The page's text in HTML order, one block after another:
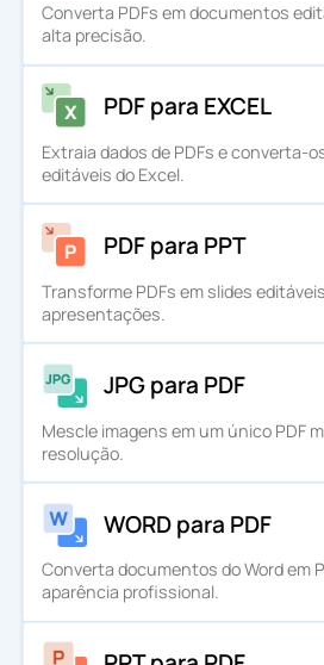
Converta PDFs em documentos
alta precisão.
PDF para EXCEL
Extraia dados de PDFs e converta-
editáveis do Excel.
PDF para PPT
Transforme PDFs em slides
apresentações.
JPG para PDF
Mescle imagens em um único PDF
resolução.
WORD para PDF
Converta documentos do Word em
aparência profissional.